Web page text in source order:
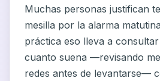
Muchas personas justifican
mesilla por la alarma
práctica eso lleva a
cuanto suena —revisando
redes antes de levantarse—